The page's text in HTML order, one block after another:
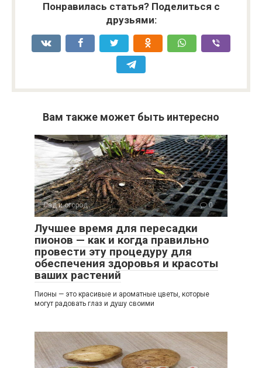
Понравилась статья? Поделиться с
друзьями:
Вам также может быть интересно
Сад и огород 0
Лучшее время для пересадки
пионов — как и когда правильно
провести эту процедуру для
обеспечения здоровья и красоты
ваших растений
Пионы — это красивые и ароматные цветы, которые
могут радовать глаз и душу своими